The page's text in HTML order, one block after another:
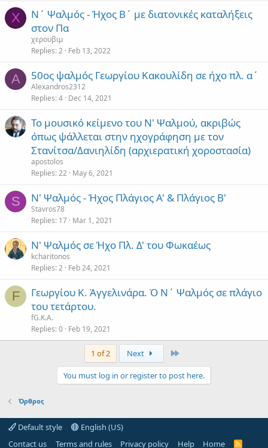
Χ
Ν΄ Ψαλμός - Ήχος Β΄ με διατονικές καταλήξεις
στον Πα
χερουβιμ
Replies 2 Feb 13, 2022
A 50ος ψαλμός Γεωργίου Κακουλίδη σε ήχο πλ. α΄
Alexandros2312
Replies 4 Dec 14, 2021
Το μουσικό κείμενο του Ν' Ψαλμού, ακριβώς
όπως ψάλλεται στην ηχογράφηση με τον
Στανίτσα/Δανιηλίδη (αρχιερατική χοροστασία)
apostolos
Replies 22 May 6, 2021
S Ν' Ψαλμός - Ήχος Πλάγιος Α' & Πλάγιος Β'
Stavros78
Replies 17 Mar 1, 2021
Ν' Ψαλμός σε Ήχο Πλ. Δ' του Φωκαέως
kcharitonos
Replies 2 Feb 24, 2021
F
Γεωργίου Κ. Ἀγγελινάρα. Ὁ Ν΄ Ψαλμός σε πλάγιο
του τετάρτου.
fG.K.A.
Replies 0 Feb 19, 2021
1 of 2 Next
You must log in or register to post here.
Όρθρος
Default style
English (US)
Contact us
Terms and rules Privacy policy Help Home
R